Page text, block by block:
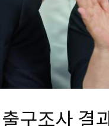
출구조사 결